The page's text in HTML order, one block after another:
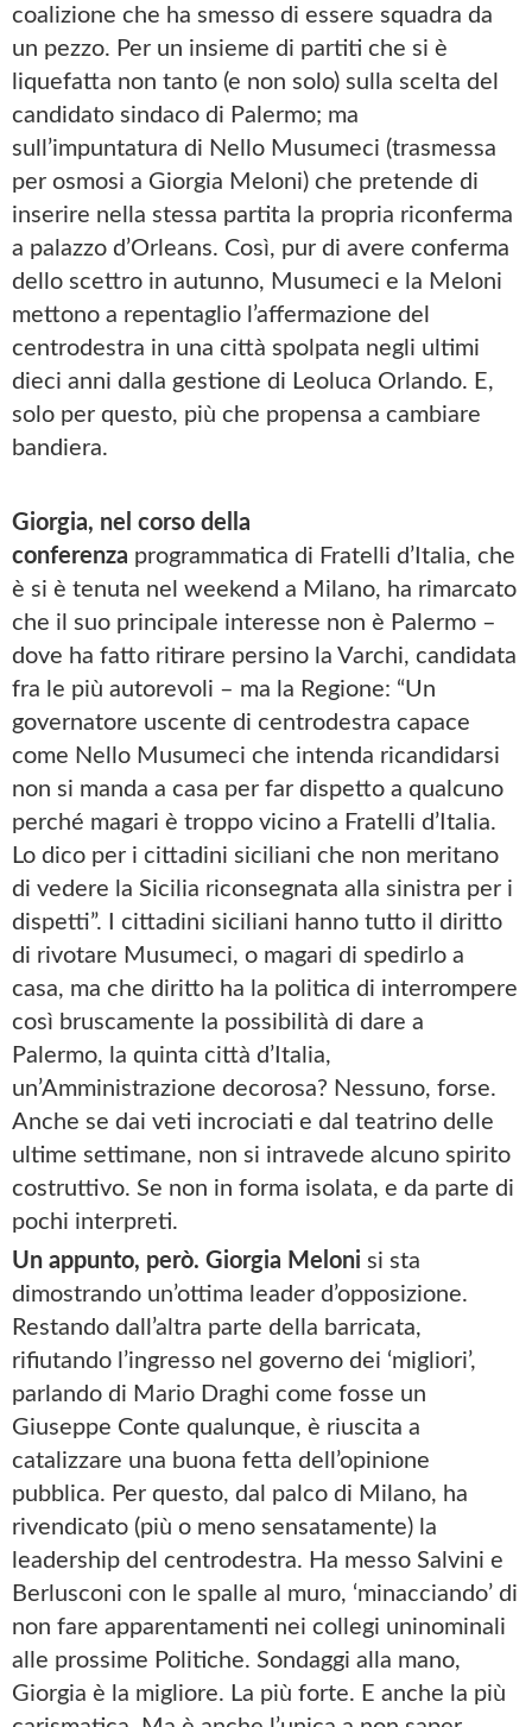
coalizione che ha smesso di essere squadra da
un pezzo. Per un insieme di partiti che si è
liquefatta non tanto (e non solo) sulla scelta del
candidato sindaco di Palermo; ma
sull’impuntatura di Nello Musumeci (trasmessa
per osmosi a Giorgia Meloni) che pretende di
inserire nella stessa partita la propria riconferma
a palazzo d’Orleans. Così, pur di avere conferma
dello scettro in autunno, Musumeci e la Meloni
mettono a repentaglio l’affermazione del
centrodestra in una città spolpata negli ultimi
dieci anni dalla gestione di Leoluca Orlando. E,
solo per questo, più che propensa a cambiare
bandiera.
Giorgia, nel corso della
conferenza programmatica di Fratelli d’Italia, che
è si è tenuta nel weekend a Milano, ha rimarcato
che il suo principale interesse non è Palermo –
dove ha fatto ritirare persino la Varchi, candidata
fra le più autorevoli – ma la Regione: “Un
governatore uscente di centrodestra capace
come Nello Musumeci che intenda ricandidarsi
non si manda a casa per far dispetto a qualcuno
perché magari è troppo vicino a Fratelli d’Italia.
Lo dico per i cittadini siciliani che non meritano
di vedere la Sicilia riconsegnata alla sinistra per i
dispetti”. I cittadini siciliani hanno tutto il diritto
di rivotare Musumeci, o magari di spedirlo a
casa, ma che diritto ha la politica di interrompere
così bruscamente la possibilità di dare a
Palermo, la quinta città d’Italia,
un’Amministrazione decorosa? Nessuno, forse.
Anche se dai veti incrociati e dal teatrino delle
ultime settimane, non si intravede alcuno spirito
costruttivo. Se non in forma isolata, e da parte di
pochi interpreti.
Un appunto, però. Giorgia Meloni si sta
dimostrando un’ottima leader d’opposizione.
Restando dall’altra parte della barricata,
rifiutando l’ingresso nel governo dei ‘migliori’,
parlando di Mario Draghi come fosse un
Giuseppe Conte qualunque, è riuscita a
catalizzare una buona fetta dell’opinione
pubblica. Per questo, dal palco di Milano, ha
rivendicato (più o meno sensatamente) la
leadership del centrodestra. Ha messo Salvini e
Berlusconi con le spalle al muro, ‘minacciando’ di
non fare apparentamenti nei collegi uninominali
alle prossime Politiche. Sondaggi alla mano,
Giorgia è la migliore. La più forte. E anche la più